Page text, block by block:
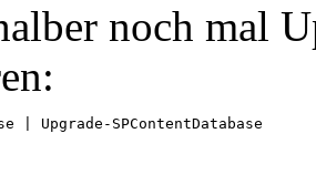
noch mal
| Upgrade-SPContentDatabase